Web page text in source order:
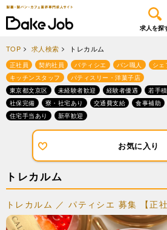
求人を探
TOP 求人検索 トレカルム
正社員 契約社員 パティシエ パン職人 シェ
キッチンスタッフ
パティスリー・洋菓子店
東京都文京区
未経験者歓迎 経験者優遇 若手
社保完備
寮・社宅あり 交通費支給 食事補助
住宅手当あり
新卒歓迎
お気に入り
トレカルム
トレカルム ／ パティシエ 募集 【正社